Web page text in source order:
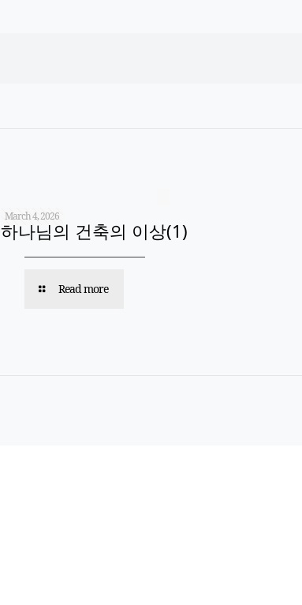
March 4, 2026
하나님의 건축의 이상(1)
Read more